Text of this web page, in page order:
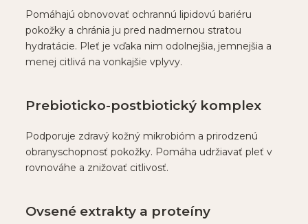
Pomáhajú obnovovať ochrannú lipidovú bariéru
pokožky a chránia ju pred nadmernou stratou
hydratácie. Pleť je vďaka nim odolnejšia, jemnejšia a
menej citlivá na vonkajšie vplyvy.
Prebioticko-postbiotický komplex
Podporuje zdravý kožný mikrobióm a prirodzenú
obranyschopnosť pokožky. Pomáha udržiavať pleť v
rovnováhe a znižovať citlivosť.
Ovsené extrakty a proteíny